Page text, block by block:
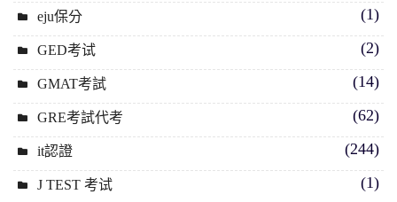
eju保分 (1)
GED考试 (2)
GMAT考試 (14)
GRE考試代考 (62)
it認證 (244)
J TEST 考试 (1)